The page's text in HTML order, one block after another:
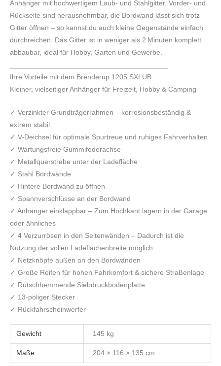
Anhänger mit hochwertigem Laub- und Stahlgitter. Vorder- und
Rückseite sind herausnehmbar, die Bordwand lässt sich trotz
Gitter öffnen – so kannst du auch kleine Gegenstände einfach
durchreichen. Das Gitter ist in weniger als 2 Minuten komplett
abbaubar, ideal für Hobby, Garten und Gewerbe.
Ihre Vorteile mit dem Brenderup 1205 SXLUB
Kleiner, vielseitiger Anhänger für Freizeit, Hobby & Camping
✓ Verzinkter Grundträgerrahmen – korrosionsbeständig &
extrem stabil
✓ V-Deichsel für optimale Spurtreue und ruhiges Fahrverhalten
✓ Wartungsfreie Gummifederachse
✓ Metallquerstrebe unter der Ladefläche
✓ Stahl Bordwände
✓ Hintere Bordwand zu öffnen
✓ Spannverschlüsse an der Bordwand
✓ Anhänger einklappbar – Zum Hochkant lagern in der Garage
oder ähnliches
✓ 4 Verzurrösen in den Seitenwänden – Dadurch ist die
Nutzung der vollen Ladeflächenbreite möglich
✓ Netzknöpfe außen an den Bordwänden
✓ Große Reifen für hohen Fahrkomfort & sichere Straßenlage
✓ Rutschhemmende Siebdruckbodenplatte
✓ 13-poliger Stecker
✓ Rückfahrscheinwerfer
Gewicht 145 kg
Maße 204 × 116 × 135 cm